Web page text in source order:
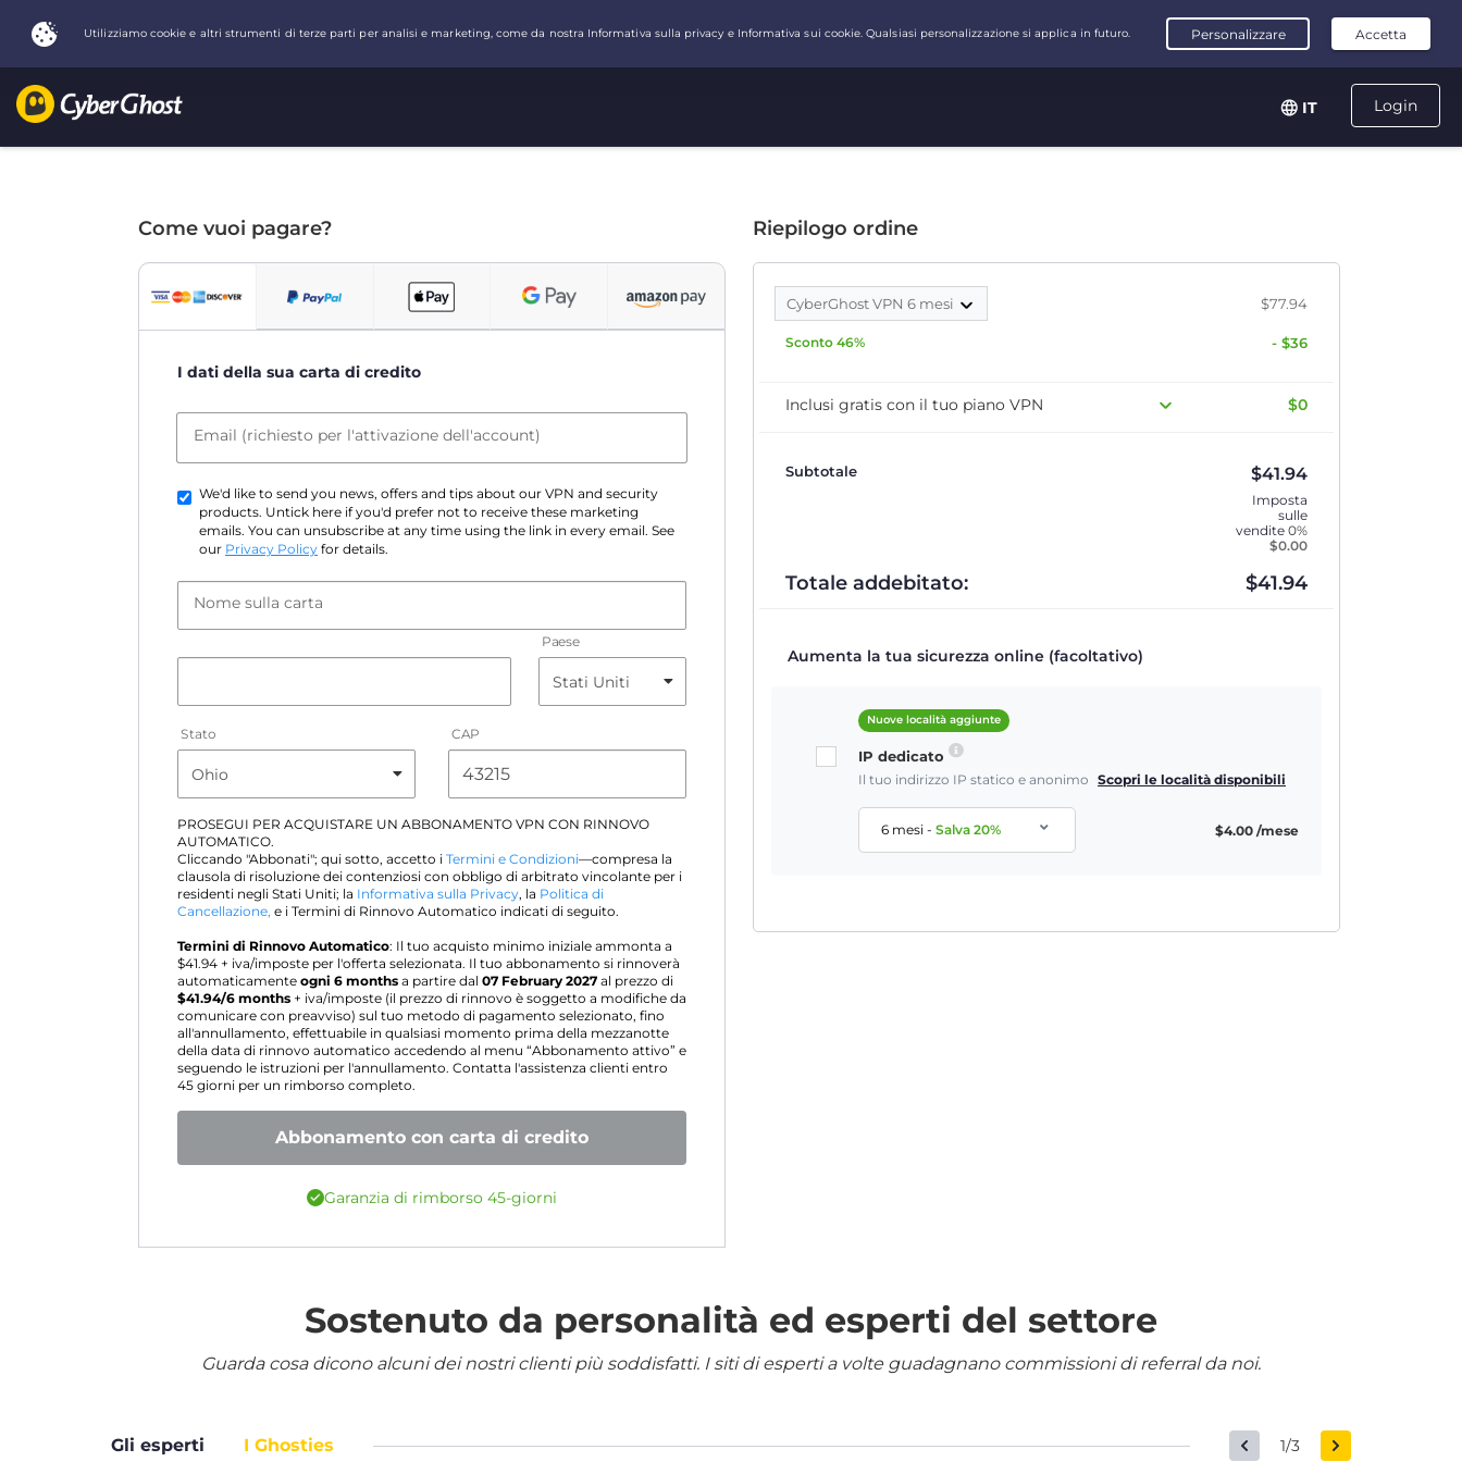
Login
IT
Come vuoi pagare?
I dati della sua carta di credito
Email (richiesto per l'attivazione dell'account)
We'd like to send you news, offers and tips about our VPN and security
products. Untick here if you'd prefer not to receive these marketing
emails. You can unsubscribe at any time using the link in every email. See
our Privacy Policy for details.
Nome sulla carta
Paese
Stato CAP
PROSEGUI PER ACQUISTARE UN ABBONAMENTO VPN CON RINNOVO
AUTOMATICO.
Cliccando "Abbonati"; qui sotto, accetto i Termini e Condizioni—compresa la
clausola di risoluzione dei contenziosi con obbligo di arbitrato vincolante per i
residenti negli Stati Uniti; la Informativa sulla Privacy, la Politica di
Cancellazione, e i Termini di Rinnovo Automatico indicati di seguito.
Termini di Rinnovo Automatico: Il tuo acquisto minimo iniziale ammonta a
$41.94 + iva/imposte per l'offerta selezionata. Il tuo abbonamento si rinnoverà
automaticamente ogni 6 months a partire dal 07 February 2027 al prezzo di
$41.94/6 months + iva/imposte (il prezzo di rinnovo è soggetto a modifiche da
comunicare con preavviso) sul tuo metodo di pagamento selezionato, fino
all'annullamento, effettuabile in qualsiasi momento prima della mezzanotte
della data di rinnovo automatico accedendo al menu “Abbonamento attivo” e
seguendo le istruzioni per l'annullamento. Contatta l'assistenza clienti entro
45 giorni per un rimborso completo.
Abbonamento con carta di credito
Garanzia di rimborso 45-giorni
Riepilogo ordine
CyberGhost VPN 6 mesi $77.94
Sconto 46% - $36
Inclusi gratis con il tuo piano VPN $0
Subtotale $41.94
Imposta
sulle
vendite 0%
$0.00
Totale addebitato: $41.94
Aumenta la tua sicurezza online (facoltativo)
Nuove località aggiunte
IP dedicato
Il tuo indirizzo IP statico e anonimo Scopri le località disponibili
6 mesi-Salva20% $4.00 /mese
Sostenuto da personalità ed esperti del settore
Guarda cosa dicono alcuni dei nostri clienti più soddisfatti. I siti di esperti a volte guadagnano commissioni di referral da noi.
Gli esperti I Ghosties 1/3